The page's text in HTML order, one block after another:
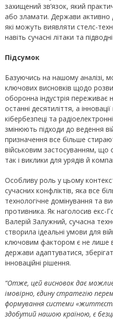
захищений зв’язок, який
або зламати. Держави активно
які можуть виявляти стелс-
навіть сучасні літаки та
Підсумок
Базуючись на нашому аналізі,
ключових висновків щодо
оборонна індустрія переживає
останні десятиліття, а
кібербезпеці та
змінюють підходи до ведення
призначення все більше
військовим застосуванням, що
так і виклики для урядів й
Особливу роль у цьому
сучасних конфліктів, яка все
технологічне домінування та
противника. Як наголосив екс-
Валерій Залужний, сучасна
створила ідеальні умови для
ключовим фактором є не лише
держави адаптуватися,
інноваційні рішення.
“Отже, цей висновок дає
імовірно, єдину стратегію
формування системи
здобутий нашою країною, є